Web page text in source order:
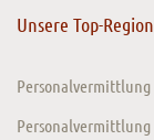
Unsere Top-